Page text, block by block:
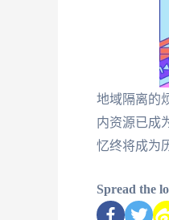
地域隔离的
内资源已成
忆终将成为
Spread the